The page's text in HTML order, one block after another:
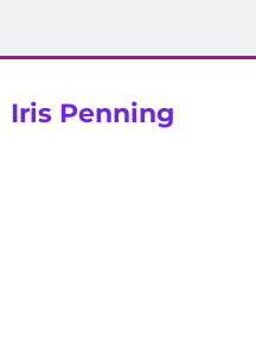
Iris Penning